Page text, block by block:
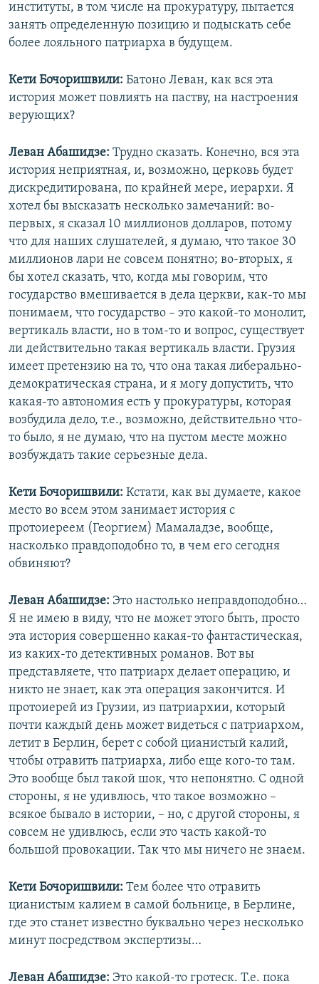
институты, в том числе на прокуратуру, пытается
занять определенную позицию и подыскать себе
более лояльного патриарха в будущем.
Кети Бочоришвили: Батоно Леван, как вся эта
история может повлиять на паству, на настроения
верующих?
Леван Абашидзе: Трудно сказать. Конечно, вся эта
история неприятная, и, возможно, церковь будет
дискредитирована, по крайней мере, иерархи. Я
хотел бы высказать несколько замечаний: во-
первых, я сказал 10 миллионов долларов, потому
что для наших слушателей, я думаю, что такое 30
миллионов лари не совсем понятно; во-вторых, я
бы хотел сказать, что, когда мы говорим, что
государство вмешивается в дела церкви, как-то мы
понимаем, что государство – это какой-то монолит,
вертикаль власти, но в том-то и вопрос, существует
ли действительно такая вертикаль власти. Грузия
имеет претензию на то, что она такая либерально-
демократическая страна, и я могу допустить, что
какая-то автономия есть у прокуратуры, которая
возбудила дело, т.е., возможно, действительно что-
то было, я не думаю, что на пустом месте можно
возбуждать такие серьезные дела.
Кети Бочоришвили: Кстати, как вы думаете, какое
место во всем этом занимает история с
протоиереем (Георгием) Мамаладзе, вообще,
насколько правдоподобно то, в чем его сегодня
обвиняют?
Леван Абашидзе: Это настолько неправдоподобно…
Я не имею в виду, что не может этого быть, просто
эта история совершенно какая-то фантастическая,
из каких-то детективных романов. Вот вы
представляете, что патриарх делает операцию, и
никто не знает, как эта операция закончится. И
протоиерей из Грузии, из патриархии, который
почти каждый день может видеться с патриархом,
летит в Берлин, берет с собой цианистый калий,
чтобы отравить патриарха, либо еще кого-то там.
Это вообще был такой шок, что непонятно. С одной
стороны, я не удивлюсь, что такое возможно –
всякое бывало в истории, – но, с другой стороны, я
совсем не удивлюсь, если это часть какой-то
большой провокации. Так что мы ничего не знаем.
Кети Бочоришвили: Тем более что отравить
цианистым калием в самой больнице, в Берлине,
где это станет известно буквально через несколько
минут посредством экспертизы…
Леван Абашидзе: Это какой-то гротеск. Т.е. пока